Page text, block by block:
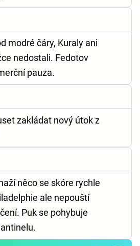
modré čáry, Kuraly ani
nedostali. Fedotov
pauza.
zakládat nový útok z
něco se skóre rychle
ale nepouští
Puk se pohybuje